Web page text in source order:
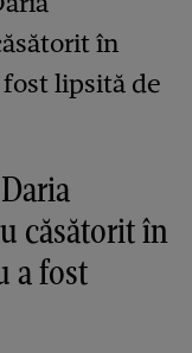
căsătorit în
a fost